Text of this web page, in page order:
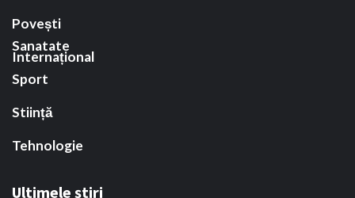
Povești
Internațional
Sanatate
Sport
Stiință
Tehnologie
Ultimele știri